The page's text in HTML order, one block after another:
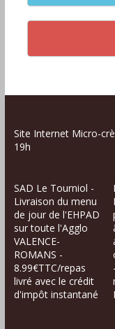
Site Internet Micro-
19h
SAD Le Tourniol -
Livraison du menu
de jour de l'EHPAD
sur toute l'Agglo
VALENCE-
ROMANS -
8.99€TTC/repas
livré avec le crédit
d'impôt instantané